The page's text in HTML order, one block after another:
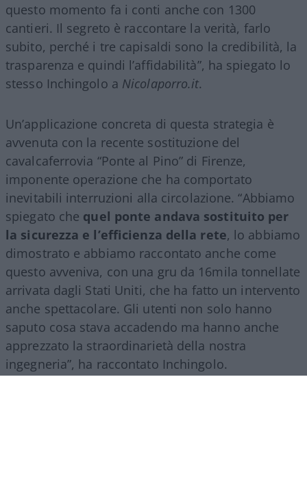
questo momento fa i conti anche con 1300
cantieri. Il segreto è raccontare la verità, farlo
subito, perché i tre capisaldi sono la credibilità, la
trasparenza e quindi l’affidabilità”, ha spiegato lo
stesso Inchingolo a Nicolaporro.it.
Un’applicazione concreta di questa strategia è
avvenuta con la recente sostituzione del
cavalcaferrovia “Ponte al Pino” di Firenze,
imponente operazione che ha comportato
inevitabili interruzioni alla circolazione. “Abbiamo
spiegato che quel ponte andava sostituito per
la sicurezza e l’efficienza della rete, lo abbiamo
dimostrato e abbiamo raccontato anche come
questo avveniva, con una gru da 16mila tonnellate
arrivata dagli Stati Uniti, che ha fatto un intervento
anche spettacolare. Gli utenti non solo hanno
saputo cosa stava accadendo ma hanno anche
apprezzato la straordinarietà della nostra
ingegneria”, ha raccontato Inchingolo.